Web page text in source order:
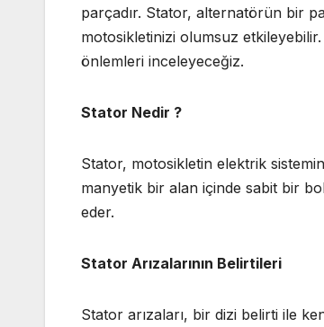
parçadır. Stator, alternatörün bir
motosikletinizi olumsuz
önlemleri inceleyeceğiz.
Stator Nedir ?
Stator, motosikletin elektrik
manyetik bir alan içinde sabit bir
eder.
Stator Arızalarının Belirtileri
Stator arızaları, bir dizi belirti ile